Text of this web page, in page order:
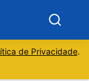
de Privacidade.